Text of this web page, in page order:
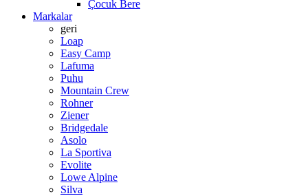
Çocuk Bere
Markalar
geri
Loap
Easy Camp
Lafuma
Puhu
Mountain Crew
Rohner
Ziener
Bridgedale
Asolo
La Sportiva
Evolite
Lowe Alpine
Silva